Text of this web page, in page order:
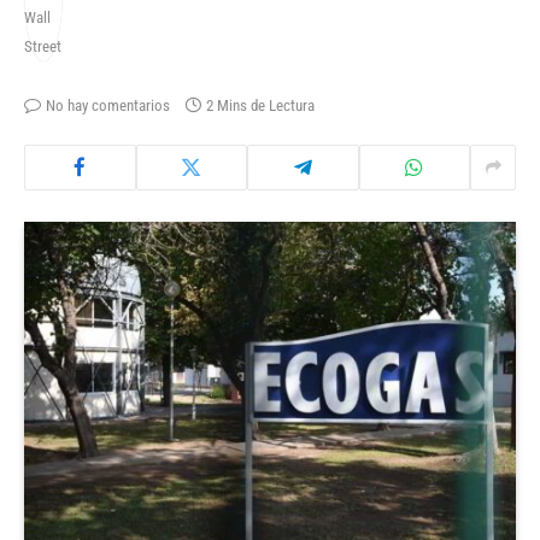
No hay comentarios 2 Mins de Lectura